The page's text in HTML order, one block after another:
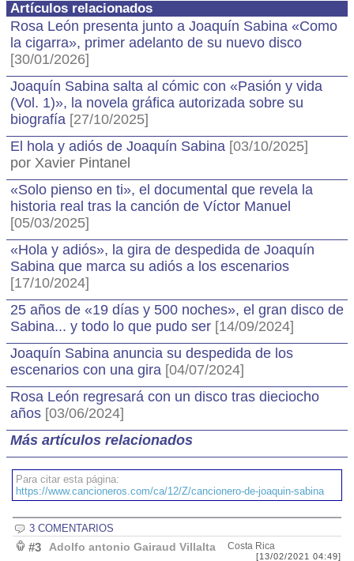
Artículos relacionados
Rosa León presenta junto a Joaquín Sabina «Como
la cigarra», primer adelanto de su nuevo disco
[30/01/2026]
Joaquín Sabina salta al cómic con «Pasión y vida
(Vol. 1)», la novela gráfica autorizada sobre su
biografía [27/10/2025]
El hola y adiós de Joaquín Sabina [03/10/2025]
por Xavier Pintanel
«Solo pienso en ti», el documental que revela la
historia real tras la canción de Víctor Manuel
[05/03/2025]
«Hola y adiós», la gira de despedida de Joaquín
Sabina que marca su adiós a los escenarios
[17/10/2024]
25 años de «19 días y 500 noches», el gran disco de
Sabina... y todo lo que pudo ser [14/09/2024]
Joaquín Sabina anuncia su despedida de los
escenarios con una gira [04/07/2024]
Rosa León regresará con un disco tras dieciocho
años [03/06/2024]
Más artículos relacionados
Para citar esta página:
https://www.cancioneros.com/ca/12/Z/cancionero-de-joaquin-sabina
3 COMENTARIOS
#3 Adolfo antonio Gairaud Villalta Costa Rica
[13/02/2021 04:49]